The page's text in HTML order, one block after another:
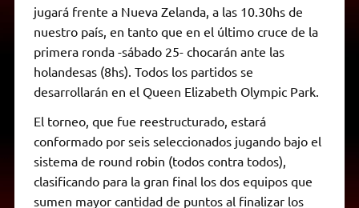
jugará frente a Nueva Zelanda, a las 10.30hs de
nuestro país, en tanto que en el último cruce de la
primera ronda -sábado 25- chocarán ante las
holandesas (8hs). Todos los partidos se
desarrollarán en el Queen Elizabeth Olympic Park.
El torneo, que fue reestructurado, estará
conformado por seis seleccionados jugando bajo el
sistema de round robin (todos contra todos),
clasificando para la gran final los dos equipos que
sumen mayor cantidad de puntos al finalizar los